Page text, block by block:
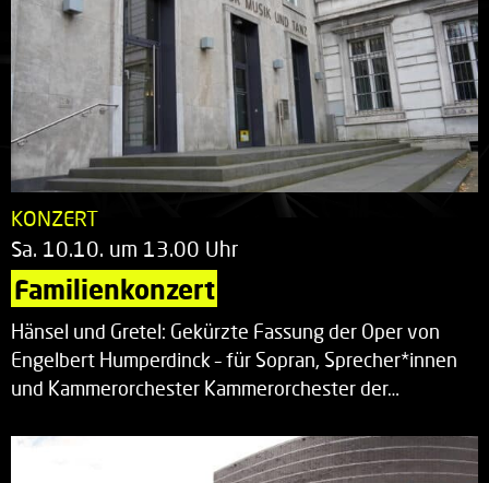
KONZERT
Sa. 10.10. um 13.00 Uhr
Familienkonzert
Hänsel und Gretel: Gekürzte Fassung der Oper von
Engelbert Humperdinck – für Sopran, Sprecher*innen
und Kammerorchester Kammerorchester der…